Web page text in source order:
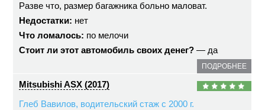
Разве что, размер багажника больно маловат.
Недостатки: нет
Что ломалось: по мелочи
Стоит ли этот автомобиль своих денег? — да
ПОДРОБНЕЕ
Mitsubishi ASX (2017)
Глеб Вавилов, водительский стаж с 2000 г.